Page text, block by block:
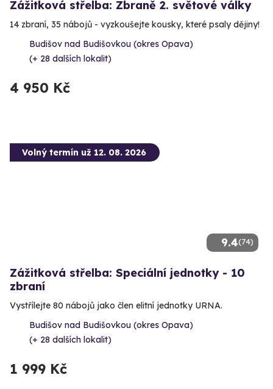
Zážitková střelba: Zbraně 2. světové války
14 zbraní, 35 nábojů - vyzkoušejte kousky, které psaly dějiny!
Budišov nad Budišovkou (okres Opava)
(+ 28 dalších lokalit)
4 950 Kč
9.4(74)
Volný termín už 12. 08. 2026
Zážitková střelba: Speciální jednotky - 10
zbraní
Vystřílejte 80 nábojů jako člen elitní jednotky URNA.
Budišov nad Budišovkou (okres Opava)
(+ 28 dalších lokalit)
1 999 Kč